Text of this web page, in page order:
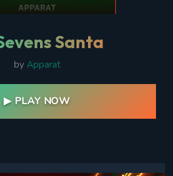
Santa
by Apparat
▶ PLAY NOW